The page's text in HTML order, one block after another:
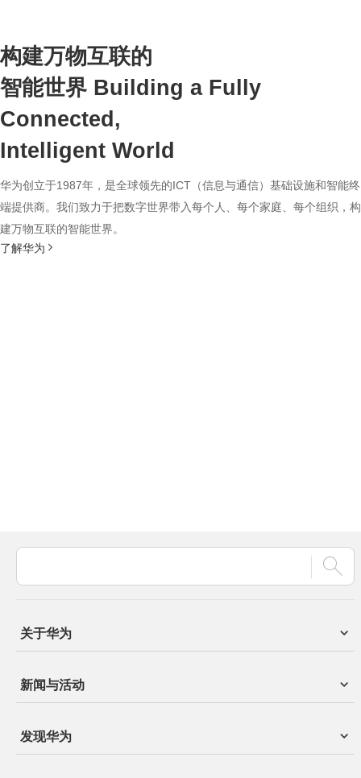
构建万物互联的
智能世界 Building a Fully
Connected,
Intelligent World
华为创立于1987年，是全球领先的ICT（信息与通信）基础设施和智能终
端提供商。我们致力于把数字世界带入每个人、每个家庭、每个组织，构
建万物互联的智能世界。
了解华为
关于华为
新闻与活动
发现华为